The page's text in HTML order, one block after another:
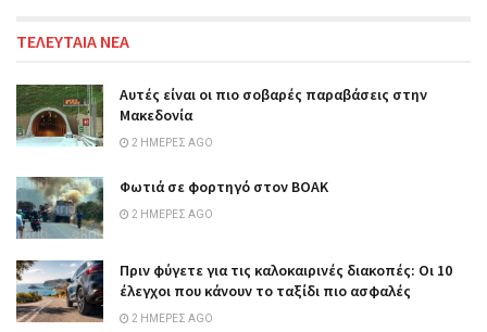
ΤΕΛΕΥΤΑΙΑ ΝΕΑ
Αυτές είναι οι πιο σοβαρές παραβάσεις στην
Μακεδονία
2 ΗΜΈΡΕΣ AGO
Φωτιά σε φορτηγό στον ΒΟΑΚ
2 ΗΜΈΡΕΣ AGO
Πριν φύγετε για τις καλοκαιρινές διακοπές: Οι 10
έλεγχοι που κάνουν το ταξίδι πιο ασφαλές
2 ΗΜΈΡΕΣ AGO